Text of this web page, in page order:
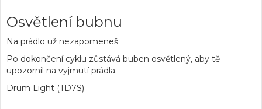
Osvětlení bubnu
Na prádlo už nezapomeneš
Po dokončení cyklu zůstává buben osvětlený, aby tě
upozornil na vyjmutí prádla.
Drum Light (TD7S)